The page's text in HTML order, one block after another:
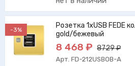
-3%
Розетка 1xUSB FEDE
gold/бежевый
8 468 ₽ 8729 ₽
Арт. FD-212USBOB-A